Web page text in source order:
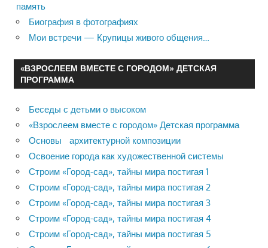
память
Биография в фотографиях
Мои встречи — Крупицы живого общения…
«ВЗРОСЛЕЕМ ВМЕСТЕ С ГОРОДОМ» ДЕТСКАЯ
ПРОГРАММА
Беседы с детьми о высоком
«Взрослеем вместе с городом» Детская программа
Основы архитектурной композиции
Освоение города как художественной системы
Строим «Город-сад», тайны мира постигая 1
Строим «Город-сад», тайны мира постигая 2
Строим «Город-сад», тайны мира постигая 3
Строим «Город-сад», тайны мира постигая 4
Строим «Город-сад», тайны мира постигая 5